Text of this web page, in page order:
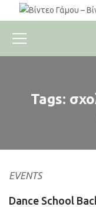
Tags:
EVENTS
Dance School